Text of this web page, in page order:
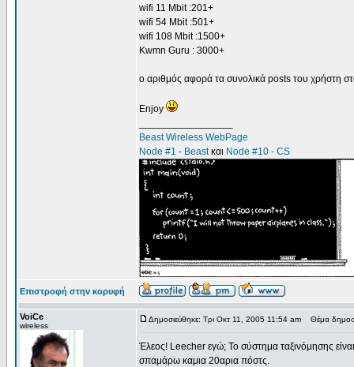
wifi 11 Mbit :201+
wifi 54 Mbit :501+
wifi 108 Mbit :1500+
Kwmn Guru : 3000+
o αριθμός αφορά τα συνολικά posts του χρήστη
Enjoy
Beast Wireless WebPage
Node #1 - Beastκαι Node #10 - CS
Επιστροφή στην κορυφή
VoiCe
wireless
Δημοσιεύθηκε: Τρι Οκτ 11, 2005 11:54 am Θέμα
Έλεος! Leecher εγώ; Το σύστημα ταξινόμησης
σπαμάρω καμια 20αρια πόστς.